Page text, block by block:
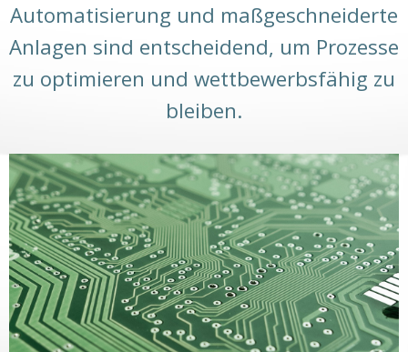
Automatisierung und maßgeschneiderte
Anlagen sind entscheidend, um Prozesse
zu optimieren und wettbewerbsfähig zu
bleiben.